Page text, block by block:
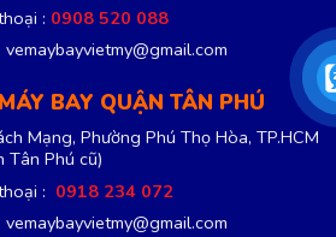
: 0908 520 088
vemaybayvietmy@gmail.com
BAY QUẬN TÂN PHÚ
Mạng, Phường Phú Thọ Hòa, TP.HCM
Tân Phú cũ)
: 0918 234 072
vemaybayvietmy@gmail.com